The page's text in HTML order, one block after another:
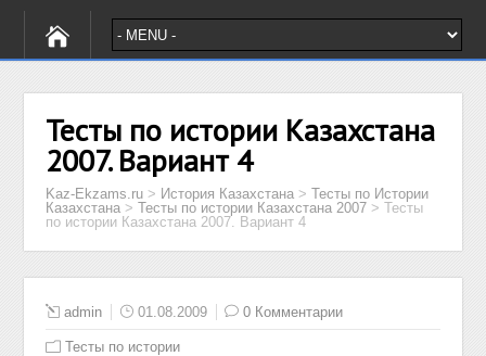
Тесты по истории Казахстана
2007. Вариант 4
Kaz-Ekzams.ru > История Казахстана >Тесты по Истории
Казахстана >Тесты по истории Казахстана 2007 >Тесты
по истории Казахстана 2007. Вариант 4
admin 01.08.2009 0 Комментарии
Тесты по истории